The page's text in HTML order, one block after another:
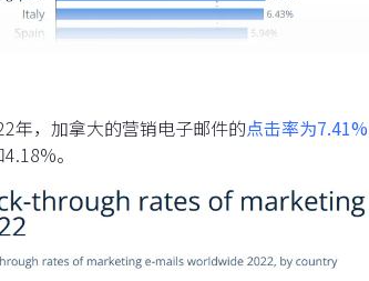
年，加拿大的营销电子邮件的点击率为7.41%
。